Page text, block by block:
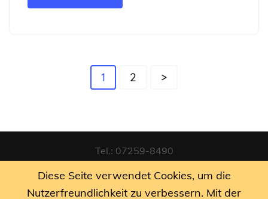
Seitennummerierung
Seite
1 Seite
2 >
Tel.: 07259-8490
Email: sekretariat@rgs-tiefenbach.de
Diese Seite verwendet Cookies, um die
Nutzerfreundlichkeit zu verbessern. Mit der